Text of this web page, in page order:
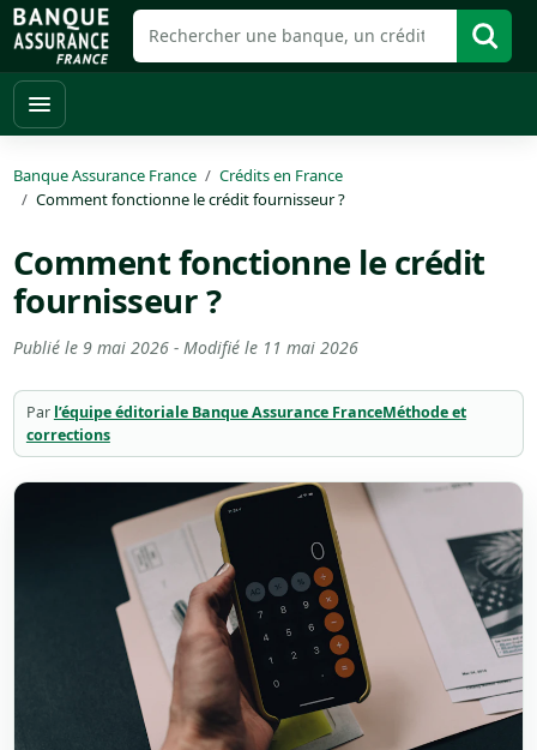
Banque Assurance France
Crédits en France
Comment fonctionne le crédit fournisseur ?
Comment fonctionne le crédit
fournisseur ?
Publié le 9 mai 2026- Modifié le 11 mai 2026
Par l’équipe éditoriale Banque Assurance FranceMéthode et
corrections